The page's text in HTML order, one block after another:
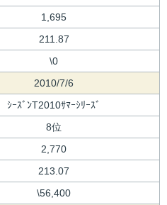
1,695
211.87
\0
2010/7/6
ｼｰｽﾞﾝT2010ｻﾏｰｼﾘｰｽﾞ
8位
2,770
213.07
\56,400